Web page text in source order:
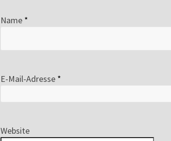
Name *
E-Mail-Adresse *
Website